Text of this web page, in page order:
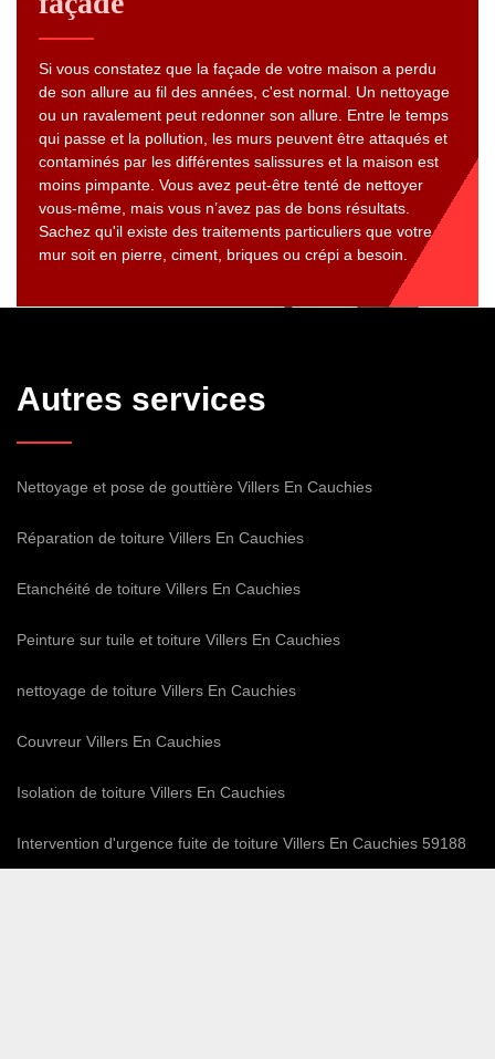
Si vous constatez que la façade de votre maison a perdu
de son allure au fil des années, c'est normal. Un nettoyage
ou un ravalement peut redonner son allure. Entre le temps
qui passe et la pollution, les murs peuvent être attaqués et
contaminés par les différentes salissures et la maison est
moins pimpante. Vous avez peut-être tenté de nettoyer
vous-même, mais vous n’avez pas de bons résultats.
Sachez qu'il existe des traitements particuliers que votre
mur soit en pierre, ciment, briques ou crépi a besoin.
Autres services
Nettoyage et pose de gouttière Villers En Cauchies
Réparation de toiture Villers En Cauchies
Etanchéité de toiture Villers En Cauchies
Peinture sur tuile et toiture Villers En Cauchies
nettoyage de toiture Villers En Cauchies
Couvreur Villers En Cauchies
Isolation de toiture Villers En Cauchies
Intervention d'urgence fuite de toiture Villers En Cauchies 59188